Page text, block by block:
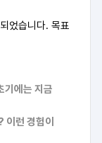
었습니다. 목표
기에는 지금
이런 경험이